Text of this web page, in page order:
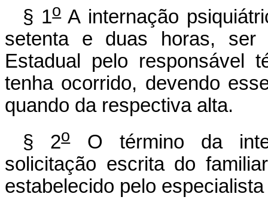
§ 1oA internação
setenta e duas horas, ser
Estadual pelo responsável
tenha ocorrido, devendo
quando da respectiva alta.
§ 2oO término da
solicitação escrita do
estabelecido pelo